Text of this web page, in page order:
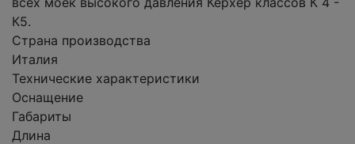
К5.
Страна производства
Италия
Технические характеристики
Оснащение
Габариты
Длина